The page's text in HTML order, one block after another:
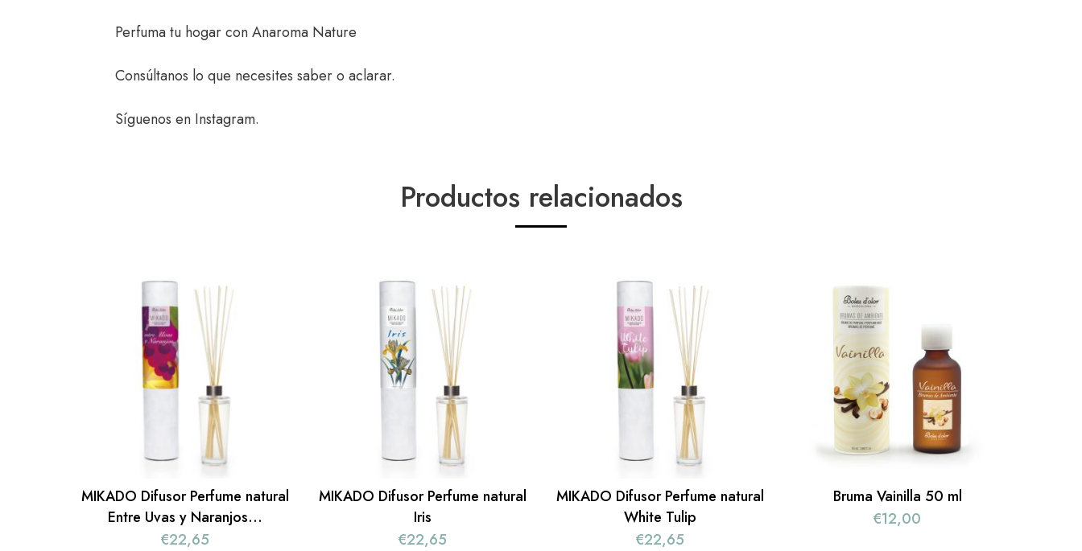
Perfuma tu hogar conAnaroma Nature
Consúltanos lo que necesites saber o aclarar.
Síguenos en Instagram.
Productos relacionados
MIKADO Difusor Perfume natural
Entre Uvas y Naranjos…
€22,65
MIKADO Difusor Perfume natural
Iris
€22,65
MIKADO Difusor Perfume natural
White Tulip
€22,65
Bruma Vainilla 50 ml
€12,00